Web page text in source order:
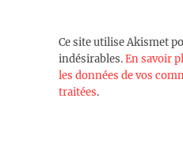
Ce site utilise Akismet
indésirables.En savoir
les données de vos
traitées.